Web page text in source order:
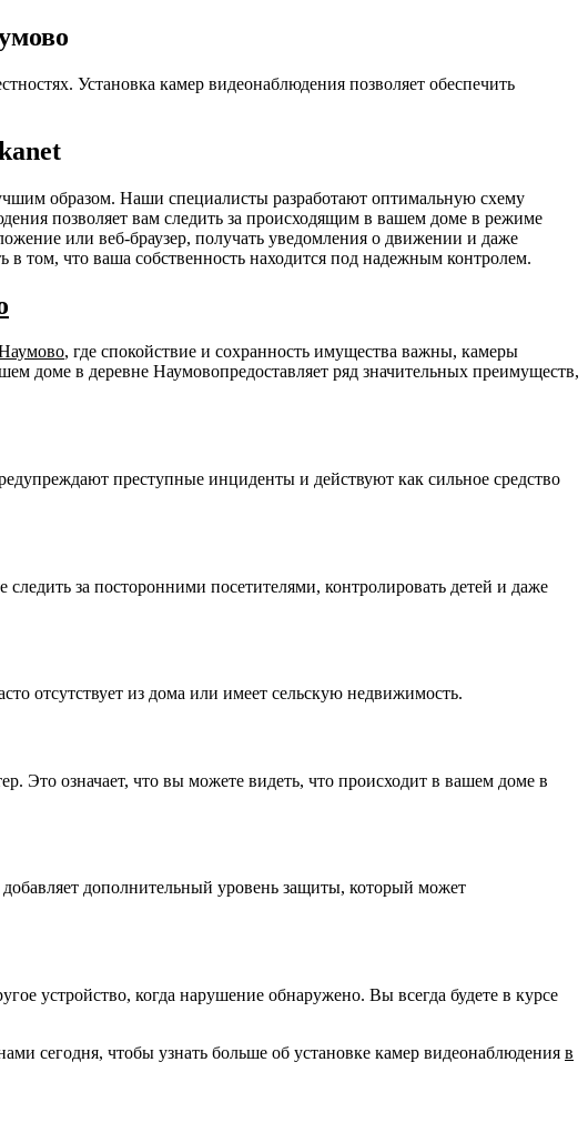
Установка камер видеонаблюдения позволяет обеспечить
образом. Наши специалисты разработают оптимальную схему
позволяет вам следить за происходящим в вашем доме в режиме
или веб-браузер, получать уведомления о движении и даже
в том, что ваша собственность находится под надежным контролем.
, где спокойствие и сохранность имущества важны, камеры
доме в деревне Наумовопредоставляет ряд значительных преимуществ,
преступные инциденты и действуют как сильное средство
за посторонними посетителями, контролировать детей и даже
отсутствует из дома или имеет сельскую недвижимость.
Это означает, что вы можете видеть, что происходит в вашем доме в
дополнительный уровень защиты, который может
устройство, когда нарушение обнаружено. Вы всегда будете в курсе
сегодня, чтобы узнать больше об установке камер видеонаблюдения в